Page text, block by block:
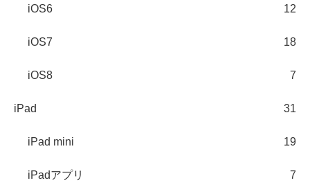
iOS6 12
iOS7 18
iOS8 7
iPad 31
iPad mini 19
iPadアプリ 7